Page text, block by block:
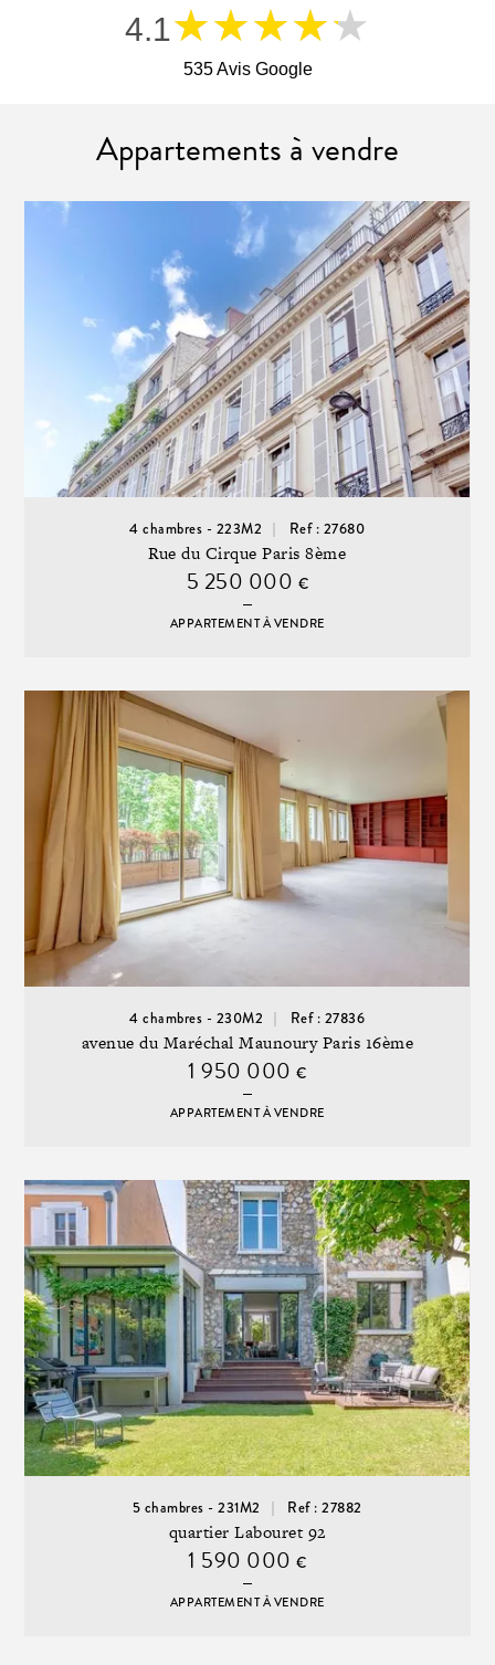
4.1★★★★★
535 Avis Google
Appartements à vendre
4 chambres - 223M2 Ref : 27680
Rue du Cirque Paris 8ème
5 250 000 €
APPARTEMENT À VENDRE
4 chambres - 230M2 Ref : 27836
avenue du Maréchal Maunoury Paris 16ème
1 950 000€
APPARTEMENT À VENDRE
5 chambres - 231M2 Ref : 27882
quartier Labouret 92
1 590 000€
APPARTEMENT À VENDRE